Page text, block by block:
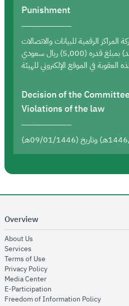
Punishment
الرقمية للبيانات والاتصالات
Decision of the
Violations of the law
Overview
About Us
Services
Terms of Use
Privacy Policyopens in new window
Media Centeropens in new window
E-Participation
Freedom of Information Policyopens in